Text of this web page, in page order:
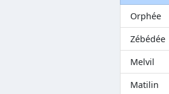
Orphée
Zébédée
Melvil
Matilin